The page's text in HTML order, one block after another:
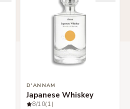
D'ANNAM
Japanese Whiskey
8/10(1)